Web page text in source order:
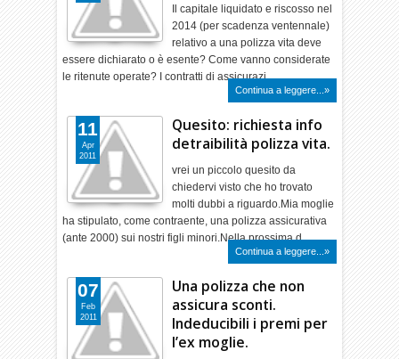
Il capitale liquidato e riscosso nel
2014 (per scadenza ventennale)
relativo a una polizza vita deve
essere dichiarato o è esente? Come vanno considerate
le ritenute operate? I contratti di assicurazi…
Continua a leggere...»
Quesito: richiesta info
detraibilità polizza vita.
vrei un piccolo quesito da
chiedervi visto che ho trovato
molti dubbi a riguardo.Mia moglie
ha stipulato, come contraente, una polizza assicurativa
(ante 2000) sui nostri figli minori.Nella prossima d…
Continua a leggere...»
11
Apr
2011
Una polizza che non
assicura sconti.
Indeducibili i premi per
l’ex moglie.
07
Feb
2011